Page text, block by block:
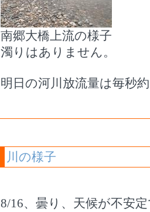
南郷大橋上流の様子
濁りはありません。
明日の河川放流量は毎秒
川の様子
8/16、曇り、天候が不安